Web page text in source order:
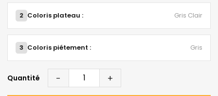
2 Coloris plateau : Gris Clair
3 Coloris piétement : Gris
Quantité - +